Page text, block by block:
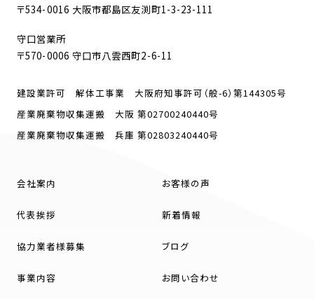
〒534-0016 大阪市都島区友渕町1-3-23-111
守口営業所
〒570-0006 守口市八雲西町2-6-11
建設業許可 解体工事業 大阪府知事許可（般-6）第144305号
産業廃棄物収集運搬 大阪 第02700240440号
産業廃棄物収集運搬 兵庫 第02803240440号
会社案内
代表挨拶
協力業者様募集
事業内容
お客様の声
新着情報
ブログ
お問い合わせ